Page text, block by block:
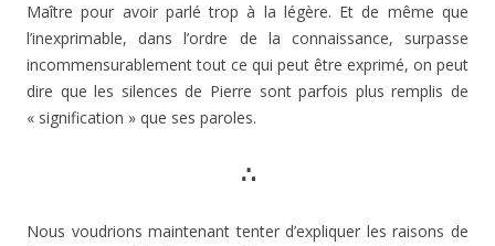
Maître pour avoir parlé trop à la légère. Et de même que
l’inexprimable, dans l’ordre de la connaissance, surpasse
incommensurablement tout ce qui peut être exprimé, on peut
dire que les silences de Pierre sont parfois plus remplis de
« signification » que ses paroles.
∴
Nous voudrions maintenant tenter d’expliquer les raisons de